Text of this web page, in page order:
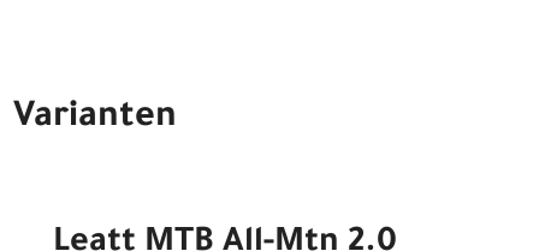
Varianten